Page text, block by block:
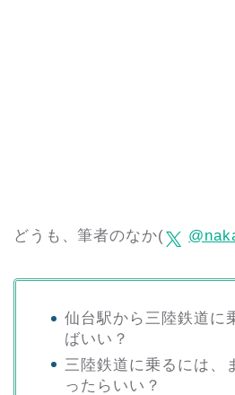
どうも、筆者のなか(
仙台駅から三陸鉄道に
ばいい？
三陸鉄道に乗るには、
ったらいい？